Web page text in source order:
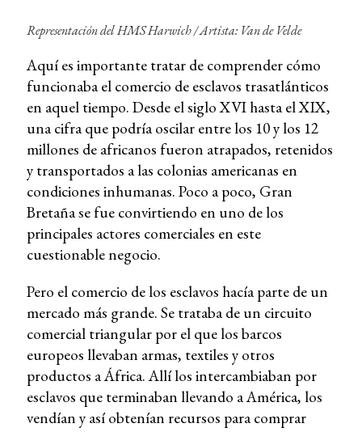
Representación del HMS Harwich / Artista: Van de Velde
Aquí es importante tratar de comprender cómo
funcionaba el comercio de esclavos trasatlánticos
en aquel tiempo. Desde el siglo XVI hasta el XIX,
una cifra que podría oscilar entre los 10 y los 12
millones de africanos fueron atrapados, retenidos
y transportados a las colonias americanas en
condiciones inhumanas. Poco a poco, Gran
Bretaña se fue convirtiendo en uno de los
principales actores comerciales en este
cuestionable negocio.
Pero el comercio de los esclavos hacía parte de un
mercado más grande. Se trataba de un circuito
comercial triangular por el que los barcos
europeos llevaban armas, textiles y otros
productos a África. Allí los intercambiaban por
esclavos que terminaban llevando a América, los
vendían y así obtenían recursos para comprar